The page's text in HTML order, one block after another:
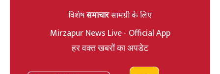
विशेषसमाचारसामग्री के लिए
Mirzapur News Live - Official App
हर वक्त खबरों का अपडेट